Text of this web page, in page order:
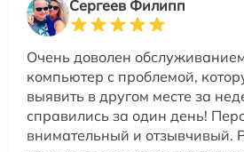
Сергеев Филипп
Очень доволен
компьютер с проблемой,
выявить в другом месте за
справились за один день!
внимательный и отзывчивый.